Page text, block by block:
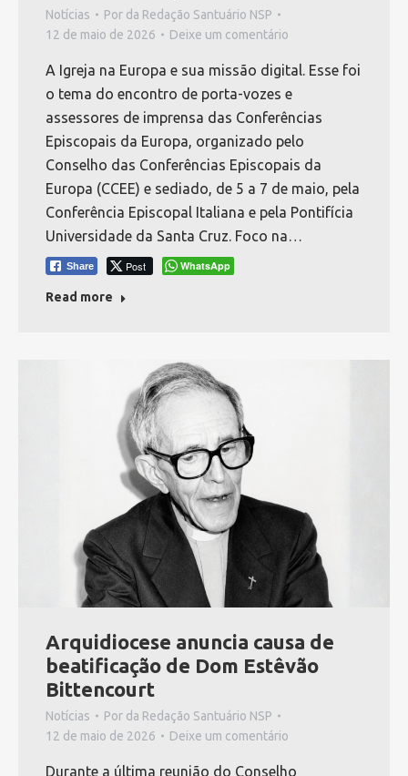
Notícias Por da Redação Santuário NSP
12 de maio de 2026
Deixe um comentário
A Igreja na Europa e sua missão digital. Esse foi
o tema do encontro de porta-vozes e
assessores de imprensa das Conferências
Episcopais da Europa, organizado pelo
Conselho das Conferências Episcopais da
Europa (CCEE) e sediado, de 5 a 7 de maio, pela
Conferência Episcopal Italiana e pela Pontifícia
Universidade da Santa Cruz. Foco na…
Share Post WhatsApp
Read more
Arquidiocese anuncia causa de
beatificação de Dom Estêvão
Bittencourt
Notícias Por da Redação Santuário NSP
12 de maio de 2026
Deixe um comentário
Durante a última reunião do Conselho